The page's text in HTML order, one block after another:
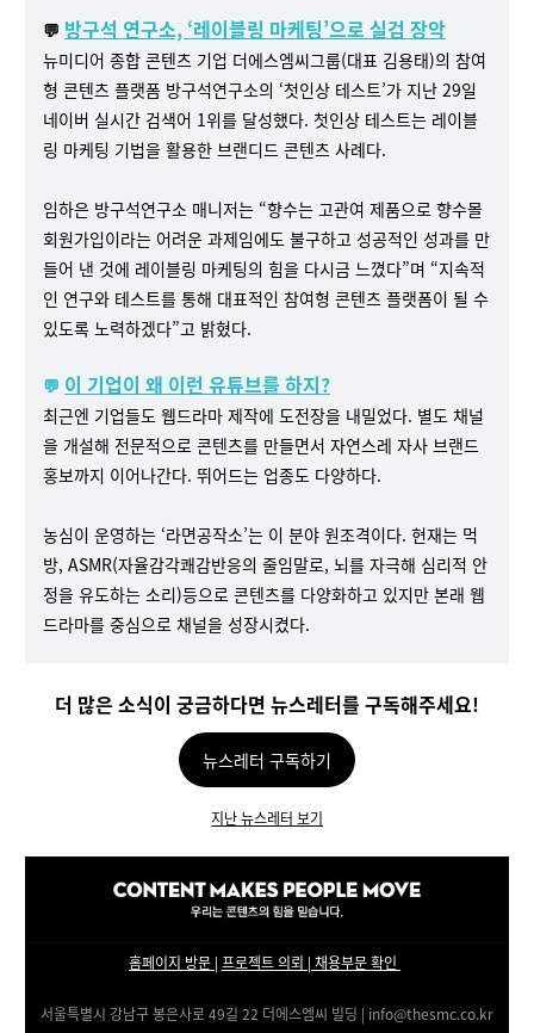
💬 방구석 연구소, ‘레이블링 마케팅’으로 실검 장악
뉴미디어 종합 콘텐츠 기업 더에스엠씨그룹(대표 김용태)의 참여
형 콘텐츠 플랫폼 방구석연구소의 ‘첫인상 테스트’가 지난 29일
네이버 실시간 검색어 1위를 달성했다. 첫인상 테스트는 레이블
링 마케팅 기법을 활용한 브랜디드 콘텐츠 사례다.
임하은 방구석연구소 매니저는 “향수는 고관여 제품으로 향수몰
회원가입이라는 어려운 과제임에도 불구하고 성공적인 성과를 만
들어 낸 것에 레이블링 마케팅의 힘을 다시금 느꼈다”며 “지속적
인 연구와 테스트를 통해 대표적인 참여형 콘텐츠 플랫폼이 될 수
있도록 노력하겠다”고 밝혔다.
💬 이 기업이 왜 이런 유튜브를 하지?
최근엔 기업들도 웹드라마 제작에 도전장을 내밀었다. 별도 채널
을 개설해 전문적으로 콘텐츠를 만들면서 자연스레 자사 브랜드
홍보까지 이어나간다. 뛰어드는 업종도 다양하다.
농심이 운영하는 ‘라면공작소’는 이 분야 원조격이다. 현재는 먹
방, ASMR(자율감각쾌감반응의 줄임말로, 뇌를 자극해 심리적 안
정을 유도하는 소리)등으로 콘텐츠를 다양화하고 있지만 본래 웹
드라마를 중심으로 채널을 성장시켰다.
더 많은 소식이 궁금하다면 뉴스레터를 구독해주세요!
뉴스레터 구독하기
지난 뉴스레터 보기
홈페이지 방문 | 프로젝트 의뢰 | 채용부문 확인
서울특별시 강남구 봉은사로 49길 22 더에스엠씨 빌딩 | info@thesmc.co.kr